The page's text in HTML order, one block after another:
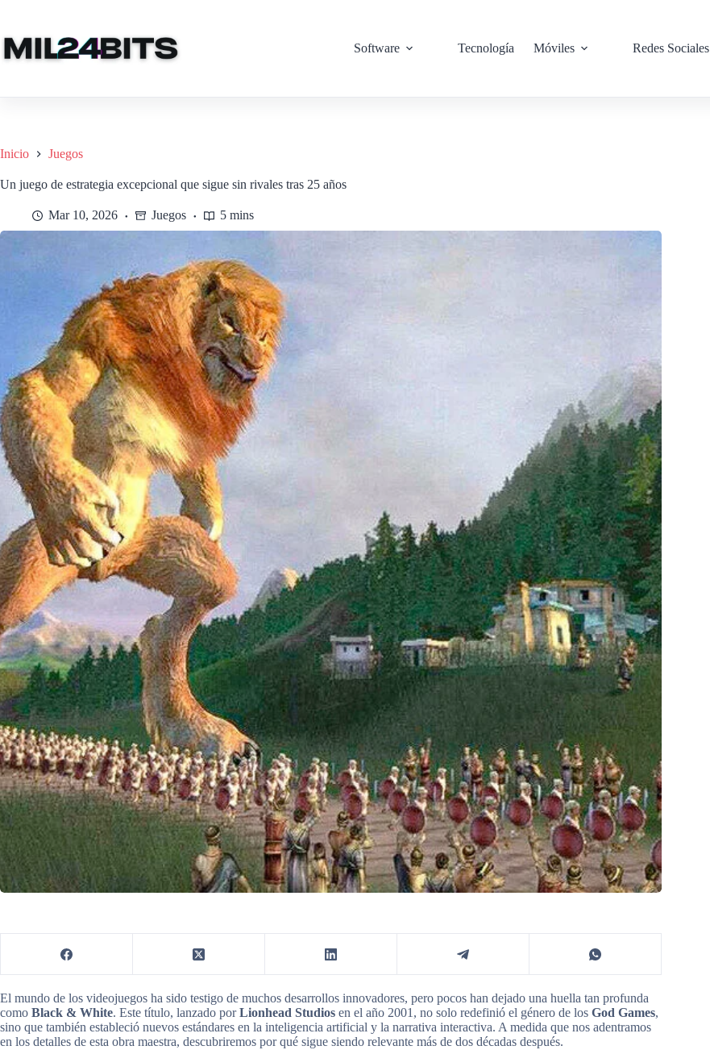
contenido
Software
Tecnología Móviles Redes Sociales
Inicio Juegos
Un juego de estrategia excepcional que sigue sin rivales tras 25 años
Mar 10, 2026 Juegos 5 mins
El mundo de los videojuegos ha sido testigo de muchos desarrollos innovadores, pero pocos han dejado una huella tan profunda
como Black & White. Este título, lanzado porLionhead Studios en el año 2001, no solo redefinió el género de los God Games,
sino que también estableció nuevos estándares en la inteligencia artificial y la narrativa interactiva. A medida que nos adentramos
en los detalles de esta obra maestra, descubriremos por qué sigue siendo relevante más de dos décadas después.